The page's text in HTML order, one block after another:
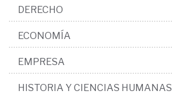
DERECHO
ECONOMÍA
EMPRESA
HISTORIA Y CIENCIAS HUMANAS